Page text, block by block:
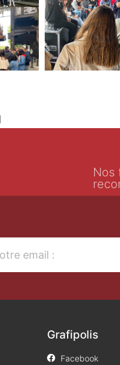
Nos
Grafipolis
Facebook